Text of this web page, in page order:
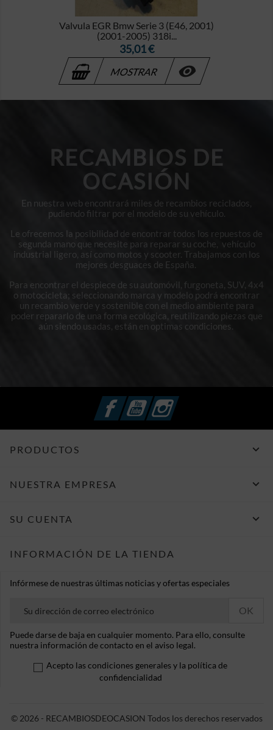
Valvula EGR Bmw Serie 3 (E46, 2001)
(2001-2005) 318i...
Precio
35,01 €
MOSTRAR 
RECAMBIOS DE
OCASIÓN
En nuestra web encontrará miles de recambios reciclados,
pudiendo filtrar por el modelo de su vehículo.
Le ofrecemos la posibilidad de encontrar todos los repuestos de
segunda mano que necesite para reparar su coche, vehículo
industrial ligero, así como motos y scooter. Trabajamos con los
mejores desguaces de España.
Para encontrar el despiece de su automóvil, furgoneta, SUV, 4x4
o motocicleta; seleccionando marca y modelo podrá encontrar
un recambio verde y sostenible con el medio ambiente para
poder repararlo de una forma ecológica, reutilizando piezas que
aún siendo usadas, están en optimas condiciones.
FacebookYouTubeInstagram
PRODUCTOS 
NUESTRA EMPRESA 
SU CUENTA 
INFORMACIÓN DE LA TIENDA
Infórmese de nuestras últimas noticias y ofertas especiales
Puede darse de baja en cualquier momento. Para ello, consulte
nuestra información de contacto en el aviso legal.
Acepto las condiciones generales y la política de
confidencialidad
© 2026 - RECAMBIOSDEOCASION Todos los derechos reservados